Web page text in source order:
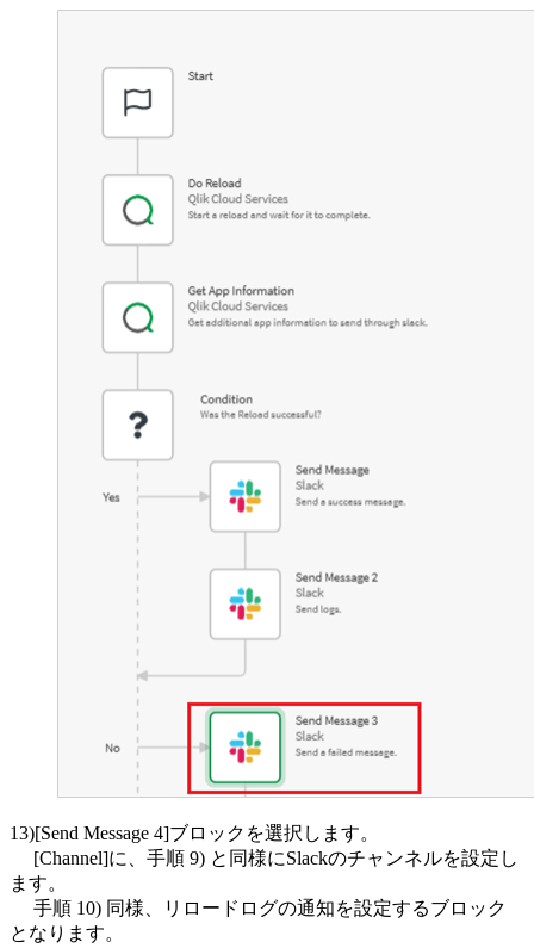
13)[Send Message 4]ブロックを選択します。
[Channel]に、手順 9) と同様にSlackのチャンネルを設定し
ます。
手順 10) 同様、リロードログの通知を設定するブロック
となります。